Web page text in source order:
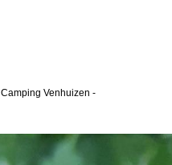
Venhuizen -